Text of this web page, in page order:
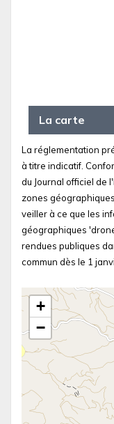
La carte
La réglementation
à titre indicatif.
du Journal officiel de
zones
veiller à ce que les
géographiques
rendues publiques
commun dès le 1